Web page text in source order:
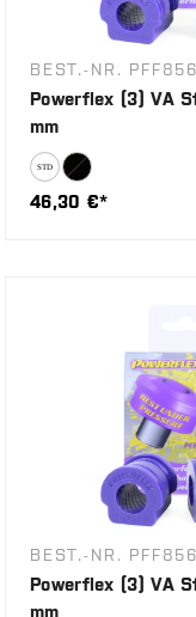
BEST.-NR.
Powerflex (3) VA
mm
46,30 €*
BEST.-NR.
Powerflex (3) VA
mm